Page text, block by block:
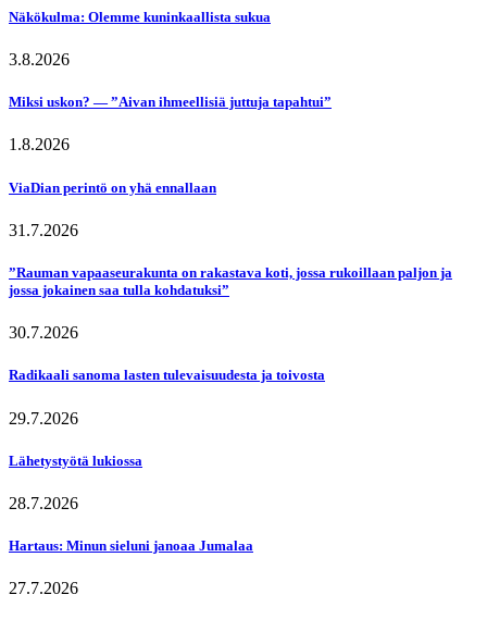
Näkökulma: Olemme kuninkaallista sukua
3.8.2026
Miksi uskon? — ”Aivan ihmeellisiä juttuja tapahtui”
1.8.2026
ViaDian perintö on yhä ennallaan
31.7.2026
”Rauman vapaaseurakunta on rakastava koti, jossa rukoillaan paljon ja
jossa jokainen saa tulla kohdatuksi”
30.7.2026
Radikaali sanoma lasten tulevaisuudesta ja toivosta
29.7.2026
Lähetystyötä lukiossa
28.7.2026
Hartaus: Minun sieluni janoaa Jumalaa
27.7.2026